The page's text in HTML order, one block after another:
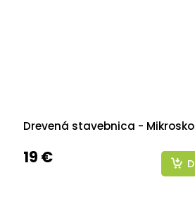
Drevená stavebnica -
19 €